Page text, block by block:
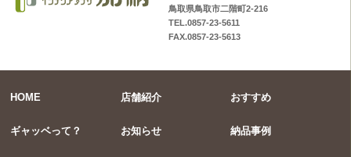
鳥取県鳥取市二階町2-216
TEL.0857-23-5611
FAX.0857-23-5613
HOME 店舗紹介 おすすめ
ギャッベって？ お知らせ 納品事例